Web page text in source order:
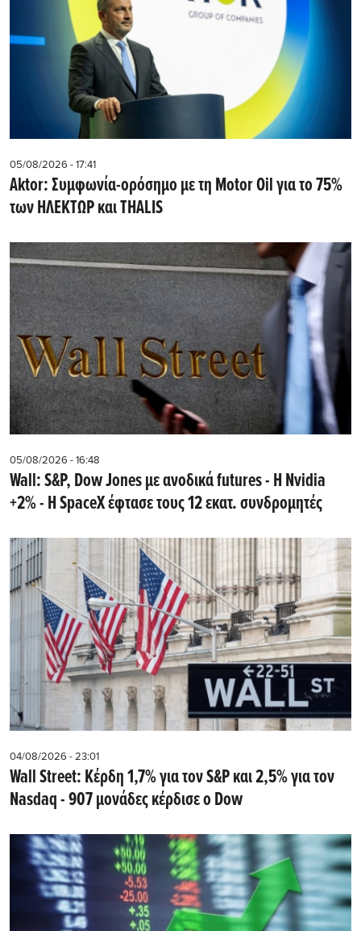
05/08/2026 - 17:41
Aktor: Συμφωνία-ορόσημο με τη Motor Oil για το 75%
των ΗΛΕΚΤΩΡ και THALIS
05/08/2026 - 16:48
Wall: S&P, Dow Jones με ανοδικά futures - Η Nvidia
+2% - Η SpaceX έφτασε τους 12 εκατ. συνδρομητές
04/08/2026 - 23:01
Wall Street: Κέρδη 1,7% για τον S&P και 2,5% για τον
Nasdaq - 907 μονάδες κέρδισε ο Dow